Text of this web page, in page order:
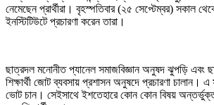
নেমেছেন প্রার্থীরা। বৃহস্পতিবার (২৫ সেপ্টেম্বর) সকাল
ইনস্টিটিউটে প্রচারণা করেন তারা।
ছাত্রদল মনোনীত প্যানেল সমাজবিজ্ঞান অনুষদ ঝুপড়ি এবং
শিক্ষার্থী জোট ব্যবসায় প্রশাসন অনুষদে প্রচারণা চালান। এ
ভোট চান। সেইসাথে ইশতেহারে কোন কোন বিষয়